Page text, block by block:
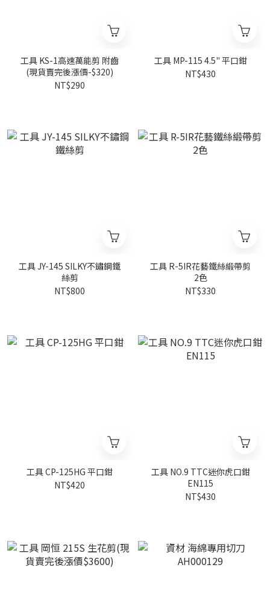
工具 KS-1高速萬能剪 附齒
(現貨賣完後漲價-$320)
NT$290
工具 MP-115 4.5" 平口鉗
NT$430
工具 JY-145 SILKY不鏽鋼鐵
絲剪
NT$800
工具 R-5IR花藝鐵絲緞帶剪
2色
NT$330
工具 CP-125HG 平口鉗
NT$420
工具 NO.9 TTC迷你虎口鉗
EN115
NT$430